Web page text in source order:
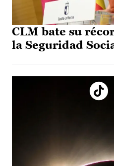
CLM bate su
la Seguridad